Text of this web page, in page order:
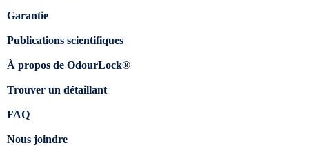
Garantie
Publications scientifiques
À propos de OdourLock®
Trouver un détaillant
FAQ
Nous joindre